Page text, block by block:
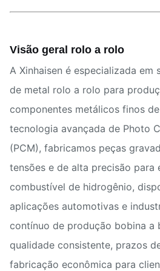
Visão geral rolo a rolo
A Xinhaisen é especializada em
de metal rolo a rolo para
componentes metálicos finos
tecnologia avançada de Photo
(PCM), fabricamos peças
tensões e de alta precisão para
combustível de hidrogênio,
aplicações automotivas e
contínuo de produção bobina a
qualidade consistente, prazos
fabricação econômica para